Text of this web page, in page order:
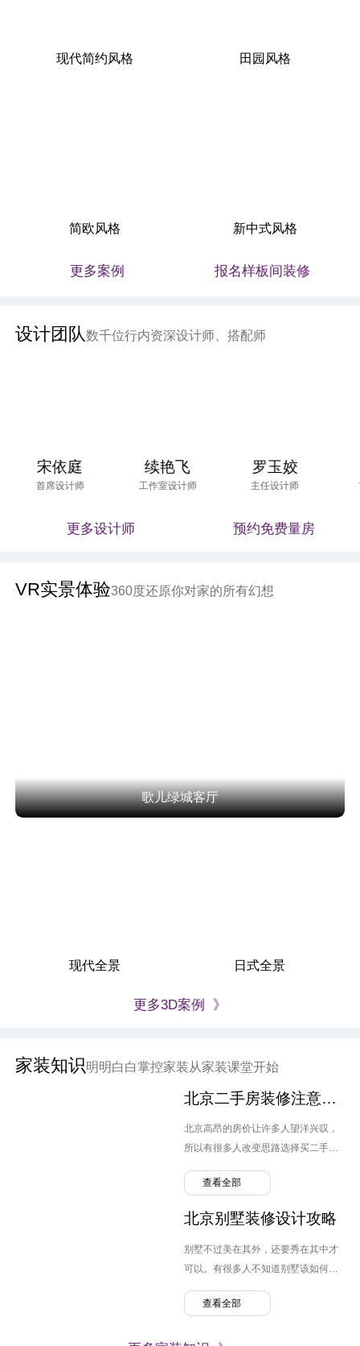
现代简约风格 田园风格
简欧风格 新中式风格
更多案例 报名样板间装修
设计团队数千位行内资深设计师、搭配师
宋依庭
首席设计师
续艳飞
工作室设计师
罗玉姣
主任设计师
更多设计师 预约免费量房
VR实景体验360度还原你对家的所有幻想
歌儿绿城客厅
现代全景 日式全景
更多3D案例 》
家装知识明明白白掌控家装从家装课堂开始
北京二手房装修注意要点
北京高昂的房价让许多人望洋兴叹，
所以有很多人改变思路选择买二手
修设计可能并不是自己喜欢的风格，
二手房装修需要注意哪几点呢？
查看全部
北京别墅装修设计攻略
别墅不过美在其外，还要秀在其中才
可以。有很多人不知道别墅该如何装
修设计需要注意什么呢？有哪些问题
查看全部